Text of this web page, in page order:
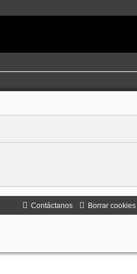
Borrar cookies
Contáctanos